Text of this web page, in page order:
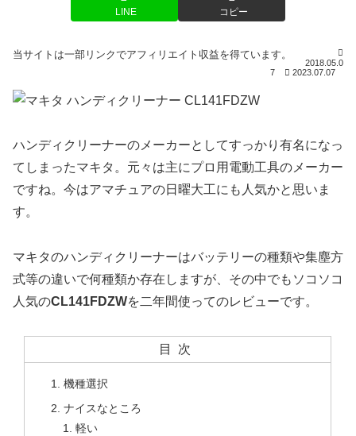
LINE コピー
2018.05.0
7
2023.07.07
ハンディクリーナーのメーカーとしてすっかり有名になっ
てしまったマキタ。元々は主にプロ用電動工具のメーカー
ですね。今はアマチュアの日曜大工にも人気かと思いま
す。
マキタのハンディクリーナーはバッテリーの種類や集塵方
式等の違いで何種類か存在しますが、その中でもソコソコ
人気のCL141FDZWを二年間使ってのレビューです。
目次
機種選択
ナイスなところ
軽い